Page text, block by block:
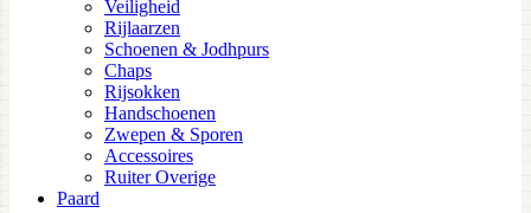
Veiligheid
Rijlaarzen
Schoenen & Jodhpurs
Chaps
Rijsokken
Handschoenen
Zwepen & Sporen
Accessoires
Ruiter Overige
Paard